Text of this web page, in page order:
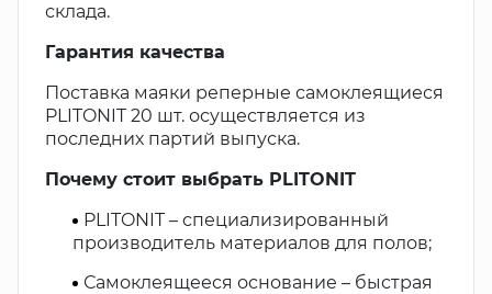
склада.
Гарантия качества
Поставка маяки реперные самоклеящиеся
PLITONIT 20 шт. осуществляется из
последних партий выпуска.
Почему стоит выбрать PLITONIT
PLITONIT – специализированный
производитель материалов для полов;
Самоклеящееся основание – быстрая